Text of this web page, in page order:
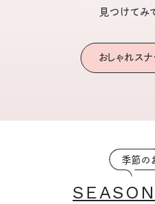
見つけてみ
おしゃれス
季節の